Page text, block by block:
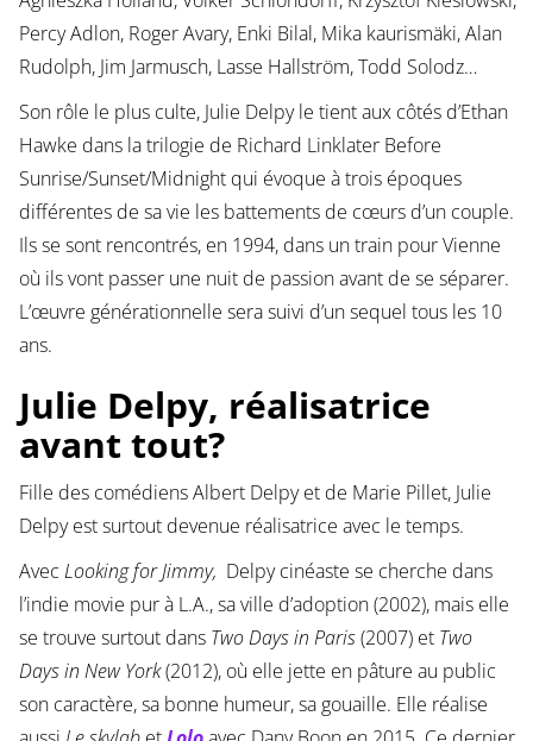
Percy Adlon, Roger Avary, Enki Bilal, Mika kaurismäki, Alan
Rudolph, Jim Jarmusch, Lasse Hallström, Todd Solodz…
Son rôle le plus culte, Julie Delpy le tient aux côtés d’Ethan
Hawke dans la trilogie de Richard Linklater Before
Sunrise/Sunset/Midnight qui évoque à trois époques
différentes de sa vie les battements de cœurs d’un couple.
Ils se sont rencontrés, en 1994, dans un train pour Vienne
où ils vont passer une nuit de passion avant de se séparer.
L’œuvre générationnelle sera suivi d’un sequel tous les 10
ans.
Julie Delpy, réalisatrice
avant tout?
Fille des comédiens Albert Delpy et de Marie Pillet, Julie
Delpy est surtout devenue réalisatrice avec le temps.
Avec Looking for Jimmy, Delpy cinéaste se cherche dans
l’indie movie pur à L.A., sa ville d’adoption (2002), mais elle
se trouve surtout dans Two Days in Paris(2007) etTwo
Days in New York(2012), où elle jette en pâture au public
son caractère, sa bonne humeur, sa gouaille. Elle réalise